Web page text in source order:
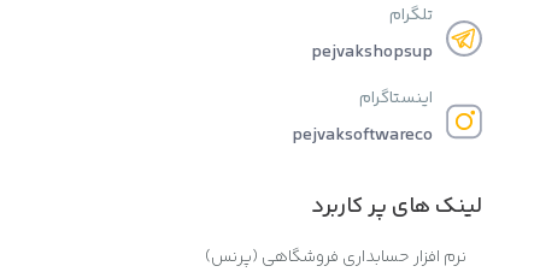
تلگرام
pejvakshopsup
اینستاگرام
pejvaksoftwareco
لینک های پر کاربرد
نرم افزار حسابداری فروشگاهی (پرنس)